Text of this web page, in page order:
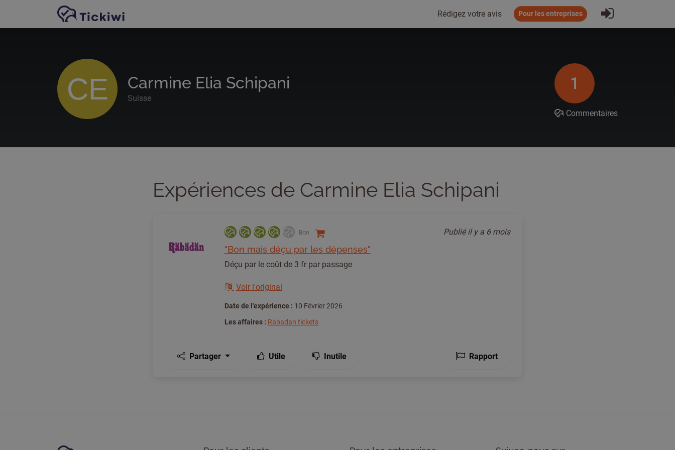
Passer au contenu principal
Rédigez votre avis
Pour les entreprises S'inscrire
CE Carmine Elia Schipani
Suisse
1
Commentaires
Expériences de Carmine Elia Schipani
Bon Publiéil y a 6 mois
"Bon mais déçu par les dépenses"
Déçu par le coût de 3 fr par passage
Voir l'original
Date de l'expérience : 10 Février 2026
Les affaires : Rabadan tickets
Partager Utile Inutile Rapport